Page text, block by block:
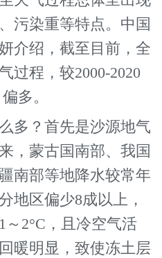
污染重等特点。中国
介绍，截至目前，全
过程，较2000-2020
多。
？首先是沙源地气
，蒙古国南部、我国
南部等地降水较常年
地区偏少8成以上，
2°C，且冷空气活
暖明显，致使冻土层